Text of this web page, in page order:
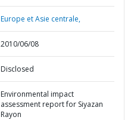
Europe et Asie centrale,
2010/06/08
Disclosed
Environmental impact
assessment report for Siyazan
Rayon